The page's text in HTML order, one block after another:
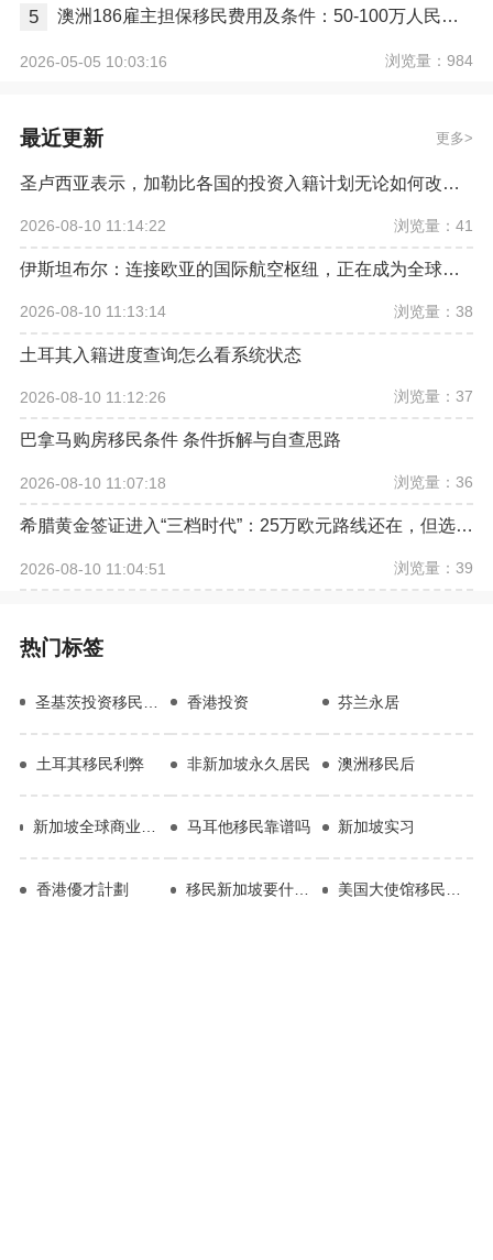
5 澳洲186雇主担保移民费用及条件：50-100万人民币，6-12个月拿永居
2026-05-05 10:03:16 浏览量：984
最近更新 更多
圣卢西亚表示，加勒比各国的投资入籍计划无论如何改革，欧盟都希望将其彻底取缔
2026-08-10 11:14:22 浏览量：41
伊斯坦布尔：连接欧亚的国际航空枢纽，正在成为全球资产配置新坐标
2026-08-10 11:13:14 浏览量：38
土耳其入籍进度查询怎么看系统状态
2026-08-10 11:12:26 浏览量：37
巴拿马购房移民条件 条件拆解与自查思路
2026-08-10 11:07:18 浏览量：36
希腊黄金签证进入“三档时代”：25万欧元路线还在，但选房逻辑已经改变
2026-08-10 11:04:51 浏览量：39
热门标签
香港投资 芬兰永居
土耳其移民利弊 非新加坡永久居民 澳洲移民后
新加坡全球商业投资者计划方案 马耳他移民靠谱吗 新加坡实习
香港優才計劃